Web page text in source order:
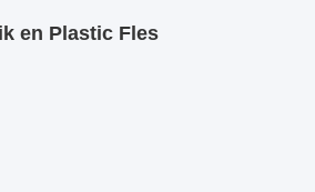
en Plastic Fles